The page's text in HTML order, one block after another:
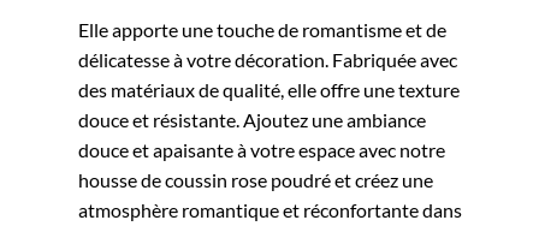
Elle apporte une touche de romantisme et de
délicatesse à votre décoration. Fabriquée avec
des matériaux de qualité, elle offre une texture
douce et résistante. Ajoutez une ambiance
douce et apaisante à votre espace avec notre
housse de coussin rose poudré et créez une
atmosphère romantique et réconfortante dans